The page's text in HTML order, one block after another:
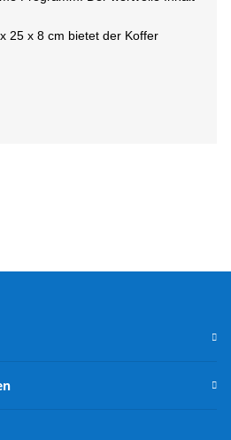
25 x 8 cm bietet der Koffer